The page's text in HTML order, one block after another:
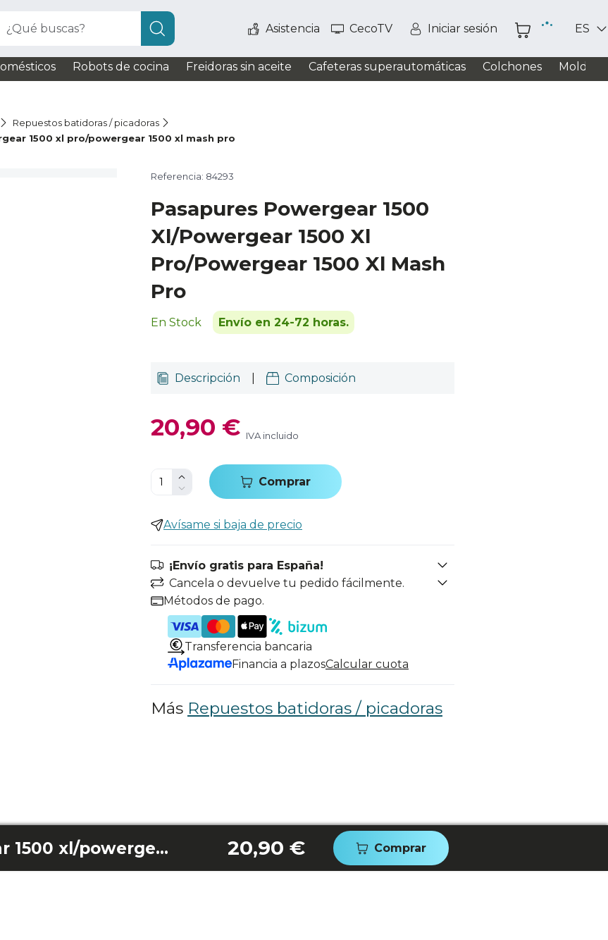
¿Qué buscas? Asistencia CecoTV Iniciar sesión ES
Robots de cocina Freidoras sin aceite Cafeteras superautomáticas Colchones
Repuestos batidoras / picadoras
1500 xl pro/powergear 1500 xl mash pro
Referencia: 84293
Pasapures Powergear 1500
Xl/Powergear 1500 Xl
Pro/Powergear 1500 Xl Mash
Pro
En Stock Envío en 24-72 horas.
Descripción Composición
20,90 € IVA incluido
Comprar
Avísame si baja de precio
¡Envío gratis para España!
Cancela o devuelve tu pedido fácilmente.
Métodos de pago.
Transferencia bancaria
Financia a plazosCalcular cuota
Más Repuestos batidoras / picadoras
Pasapures powergear 1500 xl/powergear 1500 xl pro/powergear 1500 xl mash pro 20,90 € Comprar